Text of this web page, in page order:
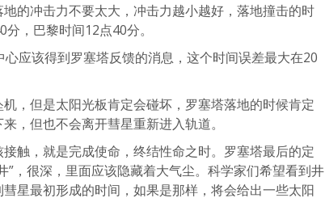
的冲击力不要太大，冲击力越小越好，落地撞击的时
，巴黎时间12点40分。
应该得到罗塞塔反馈的消息，这个时间误差最大在20
，但是太阳光板肯定会碰坏，罗塞塔落地的时候肯定
，但也不会离开彗星重新进入轨道。
触，就是完成使命，终结性命之时。罗塞塔最后的定
”，很深，里面应该隐藏着大气尘。科学家们希望看到井
星最初形成的时间，如果是那样，将会给出一些太阳